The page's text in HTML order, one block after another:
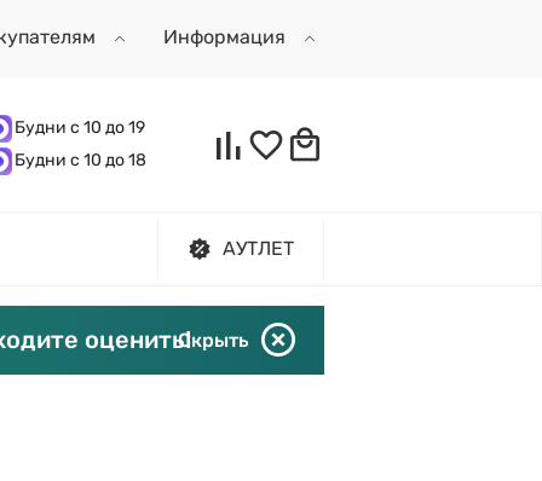
Информация
Будни с 10 до 19
Будни с 10 до 18
АУТЛЕТ
оценить!Скрыть